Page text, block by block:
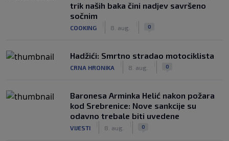
trik naših baka čini nadjev savršeno
sočnim
COOKING 8. aug. 0
Hadžići: Smrtno stradao motociklista
CRNA HRONIKA 8. aug. 0
Baronesa Arminka Helić nakon požara
kod Srebrenice: Nove sankcije su
odavno trebale biti uvedene
VIJESTI 8. aug. 0